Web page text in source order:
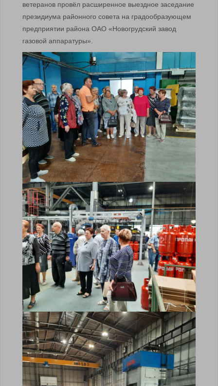
ветеранов провёл расширенное выездное заседание
президиума районного совета на градообразующем
предприятии района ОАО «Новогрудский завод
газовой аппаратуры».